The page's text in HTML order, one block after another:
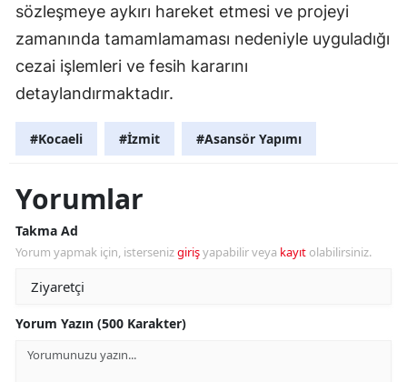
sözleşmeye aykırı hareket etmesi ve projeyi
zamanında tamamlamaması nedeniyle uyguladığı
cezai işlemleri ve fesih kararını
detaylandırmaktadır.
#Kocaeli #İzmit #Asansör Yapımı
Yorumlar
Takma Ad
Yorum yapmak için, istersenizgirişyapabilir veya kayıt olabilirsiniz.
Yorum Yazın (500 Karakter)